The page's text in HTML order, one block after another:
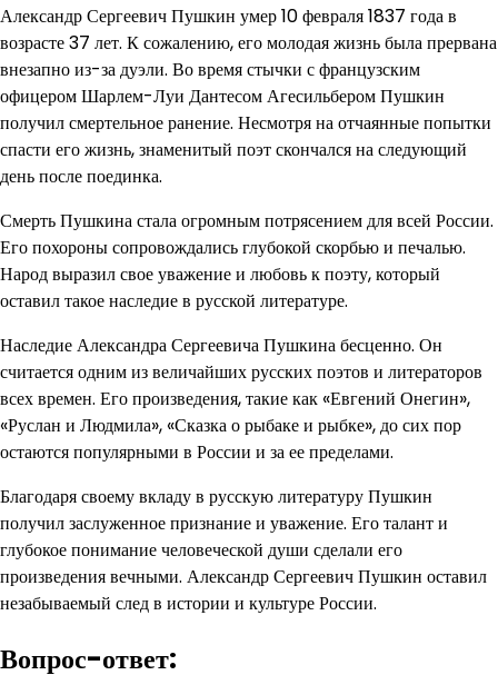
Александр Сергеевич Пушкин умер 10 февраля 1837 года в
возрасте 37 лет. К сожалению, его молодая жизнь была прервана
внезапно из-за дуэли. Во время стычки с французским
офицером Шарлем-Луи Дантесом Агесильбером Пушкин
получил смертельное ранение. Несмотря на отчаянные попытки
спасти его жизнь, знаменитый поэт скончался на следующий
день после поединка.
Смерть Пушкина стала огромным потрясением для всей России.
Его похороны сопровождались глубокой скорбью и печалью.
Народ выразил свое уважение и любовь к поэту, который
оставил такое наследие в русской литературе.
Наследие Александра Сергеевича Пушкина бесценно. Он
считается одним из величайших русских поэтов и литераторов
всех времен. Его произведения, такие как «Евгений Онегин»,
«Руслан и Людмила», «Сказка о рыбаке и рыбке», до сих пор
остаются популярными в России и за ее пределами.
Благодаря своему вкладу в русскую литературу Пушкин
получил заслуженное признание и уважение. Его талант и
глубокое понимание человеческой души сделали его
произведения вечными. Александр Сергеевич Пушкин оставил
незабываемый след в истории и культуре России.
Вопрос-ответ: